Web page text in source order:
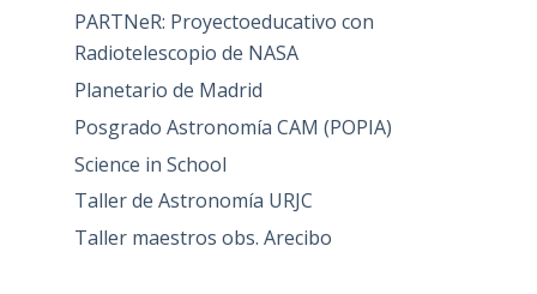
PARTNeR: Proyectoeducativo con
Radiotelescopio de NASA
Planetario de Madrid
Posgrado Astronomía CAM (POPIA)
Science in School
Taller de Astronomía URJC
Taller maestros obs. Arecibo